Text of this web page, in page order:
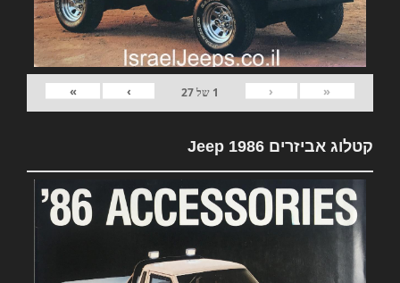
«
‹
1 של27
›
»
קטלוג אביזרים Jeep 1986